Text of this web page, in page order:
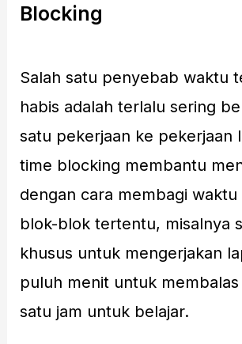
Blocking
Salah satu penyebab waktu
habis adalah terlalu sering
satu pekerjaan ke pekerjaan
time blocking membantu
dengan cara membagi waktu
blok-blok tertentu, misalnya
khusus untuk mengerjakan
puluh menit untuk
satu jam untuk belajar.